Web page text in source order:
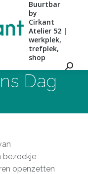
Buurtbar
by
Cirkant
Atelier 52 |
werkplek,
trefplek,
shop
Dag
bezoekje
openzetten